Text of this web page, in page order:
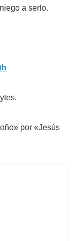
a serlo.
por «Jesús